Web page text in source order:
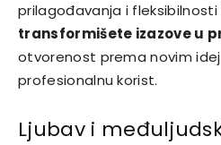
prilagođavanja i
transformišete izazove u
otvorenost prema novim
profesionalnu korist.
Ljubav i